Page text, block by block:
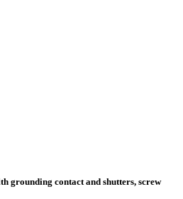
grounding contact and shutters, screw